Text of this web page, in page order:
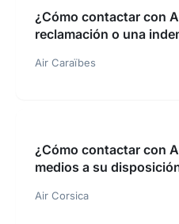
¿Cómo contactar con
reclamación o una
Air Caraïbes
¿Cómo contactar con
medios a su
Air Corsica